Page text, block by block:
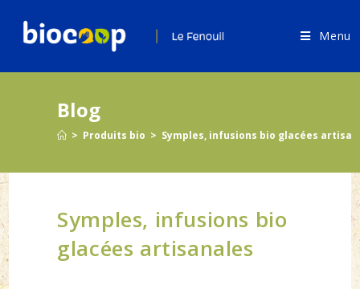
content
Menu
Blog
> Produits bio > Symples, infusions bio glacées
Symples, infusions bio
glacées artisanales